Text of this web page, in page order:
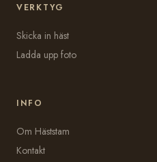
VERKTYG
Skicka in häst
Ladda upp foto
INFO
Om Häststam
Kontakt